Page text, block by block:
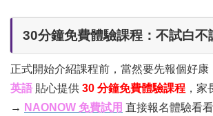
30分鐘免費體驗課程：不試白不
正式開始介紹課程前，當然要先報個好康
英語 貼心提供 30 分鐘免費體驗課程 ，
→ NAONOW 免費試用 直接報名體驗看